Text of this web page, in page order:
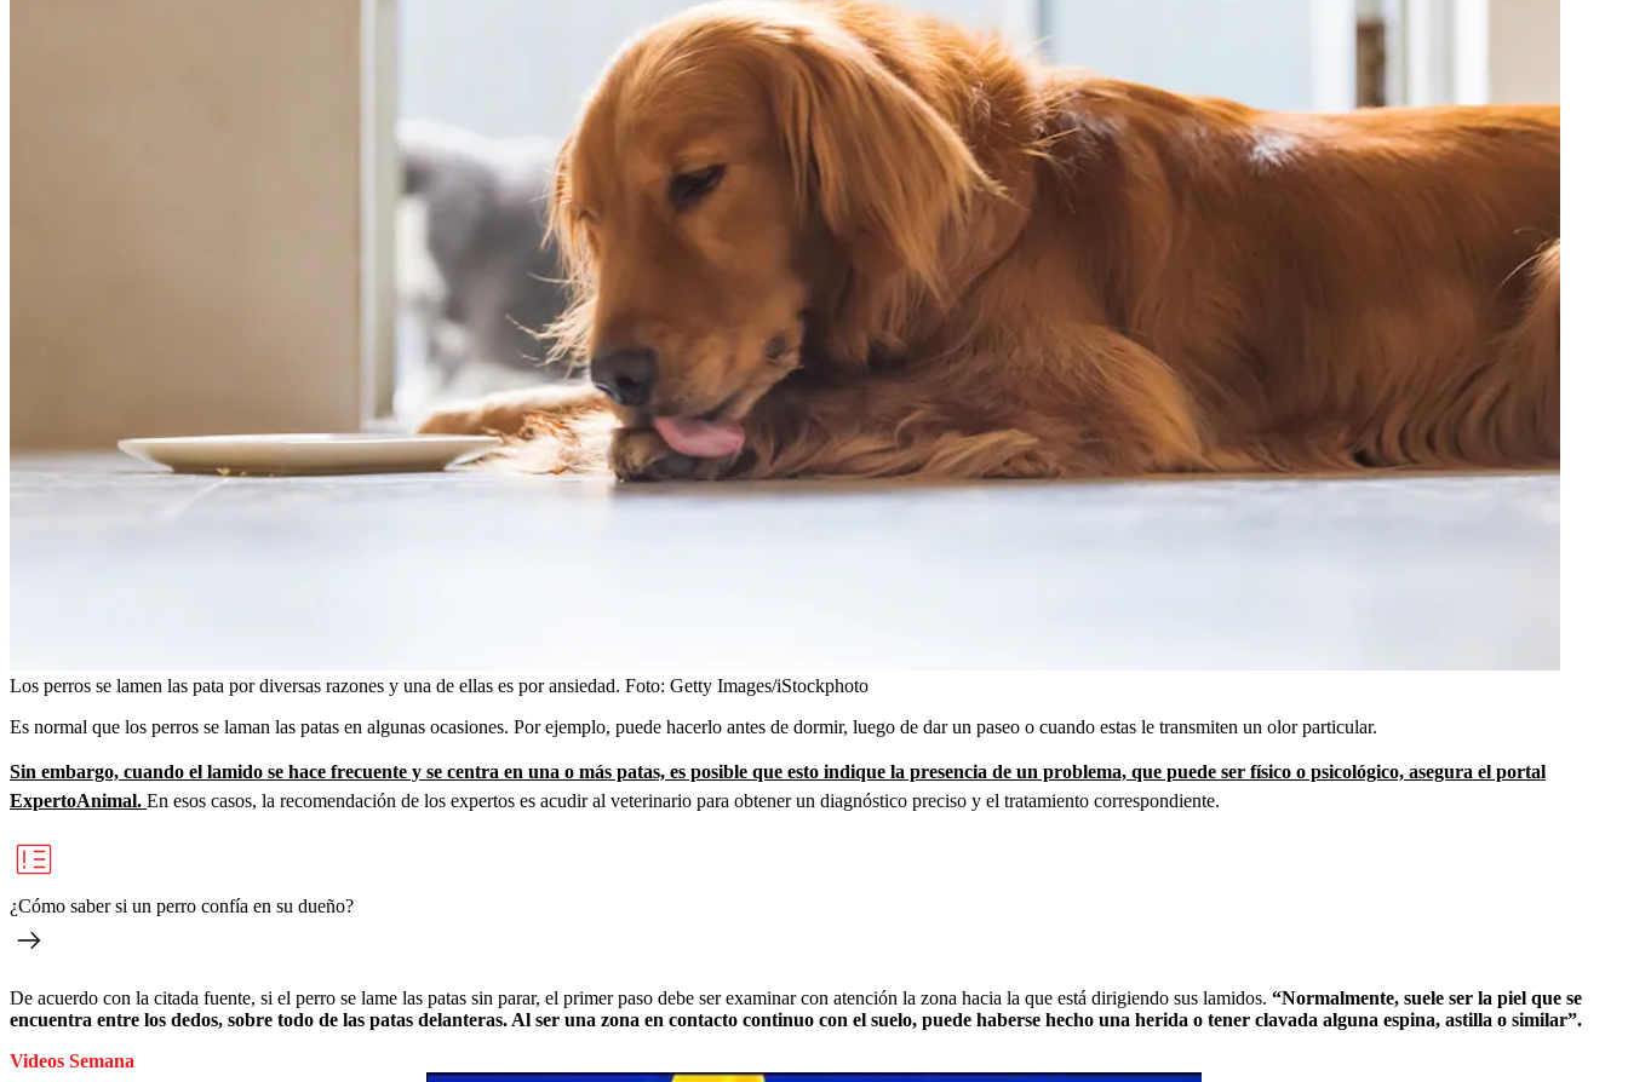
Los perros se lamen las pata por diversas razones y una de ellas es por ansiedad. Foto: Getty Images/iStockphoto
Es normal que los perros se laman las patas en algunas ocasiones. Por ejemplo, puede hacerlo antes de dormir, luego de dar un paseo o cuando estas le transmiten un olor particular.
Sin embargo, cuando el lamido se hace frecuente y se centra en una o más patas, es posible que esto indique la presencia de un problema, que puede ser físico o psicológico, asegura el portal
ExpertoAnimal. En esos casos, la recomendación de los expertos es acudir al veterinario para obtener un diagnóstico preciso y el tratamiento correspondiente.
¿Cómo saber si un perro confía en su dueño?
De acuerdo con la citada fuente, si el perro se lame las patas sin parar, el primer paso debe ser examinar con atención la zona hacia la que está dirigiendo sus lamidos. “Normalmente, suele ser la piel que se
encuentra entre los dedos, sobre todo de las patas delanteras. Al ser una zona en contacto continuo con el suelo, puede haberse hecho una herida o tener clavada alguna espina, astilla o similar”.
Videos Semana